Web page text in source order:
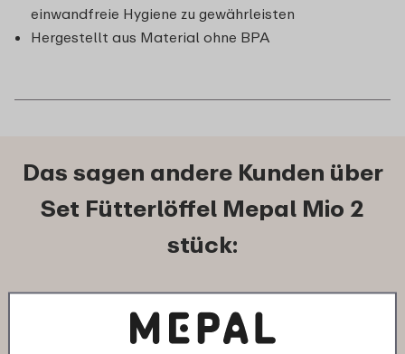
einwandfreie Hygiene zu gewährleisten
Hergestellt aus Material ohne BPA
Das sagen andere Kunden über
Set Fütterlöffel Mepal Mio 2
stück:
13-12-2025
Farbe: Deep turquoise